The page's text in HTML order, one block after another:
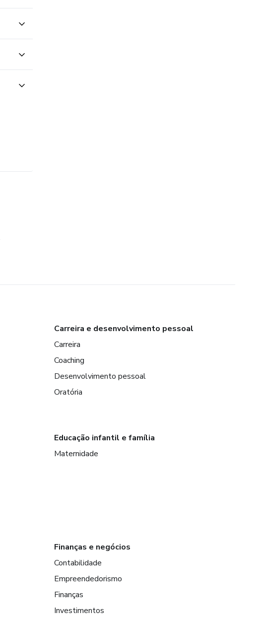
Carreira e desenvolvimento pessoal
Carreira
Coaching
Desenvolvimento pessoal
Oratória
Educação infantil e família
Maternidade
Finanças e negócios
Contabilidade
Empreendedorismo
Finanças
Investimentos